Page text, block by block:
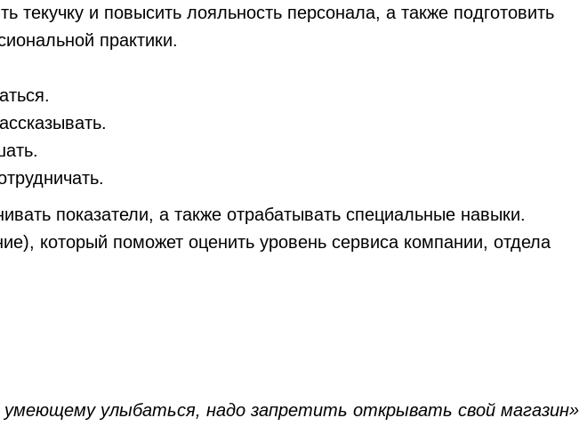
текучку и повысить лояльность персонала, а также подготовить
практики.
показатели, а также отрабатывать специальные навыки.
который поможет оценить уровень сервиса компании, отдела
умеющему улыбаться, надо запретить открывать свой магазин»